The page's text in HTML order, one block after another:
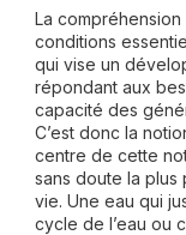
La compréhension
conditions
qui vise un
répondant aux
capacité des
C’est donc la
centre de cette
sans doute la plus
vie. Une eau qui
cycle de l’eau ou